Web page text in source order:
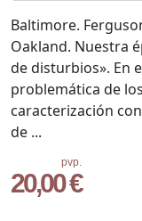
pvp.
20,00 €
Baltimore.
Oakland. Nuestra
de disturbios». En
problemática de
caracterización
de ...